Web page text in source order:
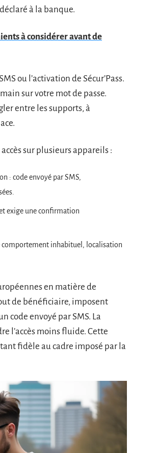
à la banque.
à considérer avant de
ou l’activation de Sécur’Pass.
sur votre mot de passe.
entre les supports, à
sur plusieurs appareils :
: code envoyé par SMS,
exige une confirmation
comportement inhabituel, localisation
en matière de
de bénéficiaire, imposent
code envoyé par SMS. La
l’accès moins fluide. Cette
fidèle au cadre imposé par la